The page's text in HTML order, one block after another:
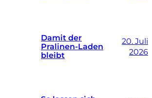
Damit der
Pralinen-Laden
bleibt
20. Juli
2026